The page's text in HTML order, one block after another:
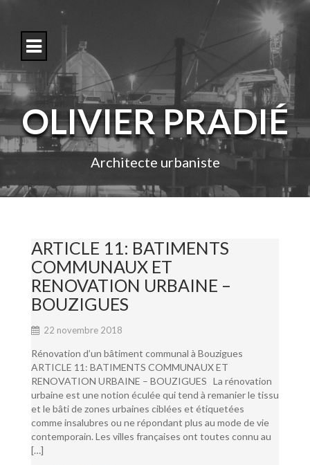
o
c
n
e
OLIVIER PRADIÉ
Architecte urbaniste
ARTICLE 11: BATIMENTS
COMMUNAUX ET
RENOVATION URBAINE –
BOUZIGUES
22 novembre 2018
Rénovation d’un bâtiment communal à Bouzigues
ARTICLE 11: BATIMENTS COMMUNAUX ET
RENOVATION URBAINE – BOUZIGUES La rénovation
urbaine est une notion éculée qui tend à remanier le tissu
et le bâti de zones urbaines ciblées et étiquetées
comme insalubres ou ne répondant plus au mode de vie
contemporain. Les villes françaises ont toutes connu au
[…]